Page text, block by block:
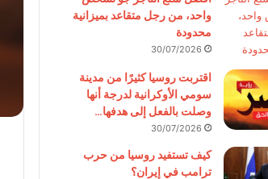
واحد، من رجل متقاعد بميزانية
محدودة
30/07/2026
اقتربت روسيا كثيرًا من مدينة
سومي الأوكرانية لدرجة أنها
وصلت بالفعل إلى هدفها…
30/07/2026
كيف تستفيد روسيا من حرب
ترامب في إيران؟